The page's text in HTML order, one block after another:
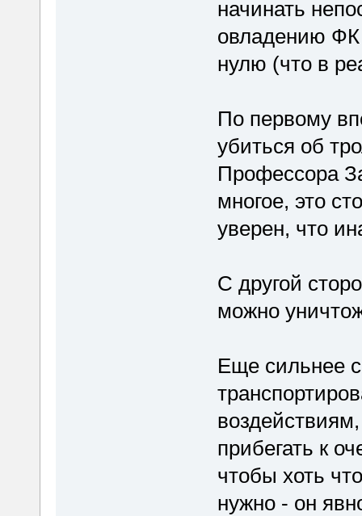
начинать
овладению ФК
нулю (что в
По первому
убиться об
Профессора
многое, это
уверен, что
С другой
можно
Еще сильнее
прибегать к
чтобы хоть
нужно - он